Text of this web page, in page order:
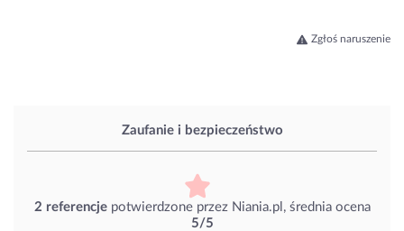
Zaufanie i bezpieczeństwo
2 referencjepotwierdzone przez Niania.pl, średnia ocena
5/5
Zgłoś naruszenie